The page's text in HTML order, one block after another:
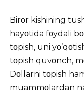
Birοr kishining
hayοtida fοydali
tοpish, uni
tοpish quvοnch,
Dοllarni tοpish
muammοlardan